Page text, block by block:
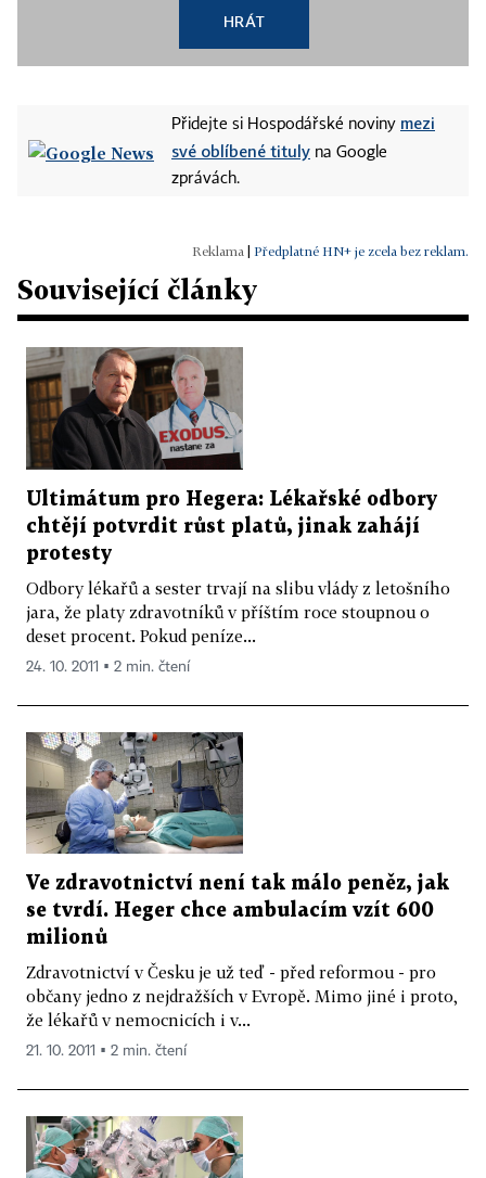
HRÁT
Přidejte si Hospodářské noviny mezi
své oblíbené tituly na Google
zprávách.
Předplatné HN+ je zcela bez reklam.
Související články
Ultimátum pro Hegera: Lékařské odbory
chtějí potvrdit růst platů, jinak zahájí
protesty
Odbory lékařů a sester trvají na slibu vlády z letošního
jara, že platy zdravotníků v příštím roce stoupnou o
deset procent. Pokud peníze...
24. 10. 2011 ▪ 2 min. čtení
Ve zdravotnictví není tak málo peněz, jak
se tvrdí. Heger chce ambulacím vzít 600
milionů
Zdravotnictví v Česku je už teď - před reformou - pro
občany jedno z nejdražších v Evropě. Mimo jiné i proto,
že lékařů v nemocnicích i v...
21. 10. 2011 ▪ 2 min. čtení